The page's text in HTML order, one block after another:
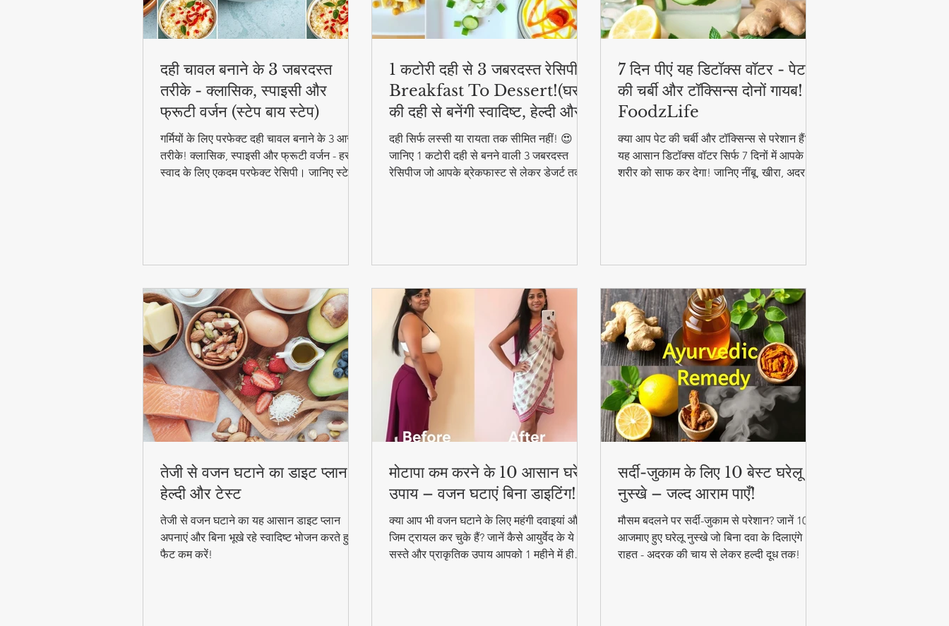
दही चावल बनाने के 3 जबरदस्त
तरीके - क्लासिक, स्पाइसी और
फ्रूटी वर्जन (स्टेप बाय स्टेप)
गर्मियों के लिए परफेक्ट दही चावल बनाने के 3 आसान
तरीके! क्लासिक, स्पाइसी और फ्रूटी वर्जन - हर
स्वाद के लिए एकदम परफेक्ट रेसिपी। जानिए स्टेप
1 कटोरी दही से 3 जबरदस्त रेसिपी –
Breakfast To Dessert!(घर
की दही से बनेंगी स्वादिष्ट, हेल्दी और
आसान डिशेज)
दही सिर्फ लस्सी या रायता तक सीमित नहीं! 😍
जानिए 1 कटोरी दही से बनने वाली 3 जबरदस्त
रेसिपीज जो आपके ब्रेकफास्ट से लेकर डेजर्ट तक
7 दिन पीएं यह डिटॉक्स वॉटर - पेट
की चर्बी और टॉक्सिन्स दोनों गायब! |
FoodzLife
क्या आप पेट की चर्बी और टॉक्सिन्स से परेशान हैं?
यह आसान डिटॉक्स वॉटर सिर्फ 7 दिनों में आपके
शरीर को साफ कर देगा! जानिए नींबू, खीरा, अदरक
तेजी से वजन घटाने का डाइट प्लान –
हेल्दी और टेस्ट
तेजी से वजन घटाने का यह आसान डाइट प्लान
अपनाएं और बिना भूखे रहे स्वादिष्ट भोजन करते हुए
फैट कम करें!
मोटापा कम करने के 10 आसान घरेलू
उपाय – वजन घटाएं बिना डाइटिंग!
क्या आप भी वजन घटाने के लिए महंगी दवाइयां और
जिम ट्रायल कर चुके हैं? जानें कैसे आयुर्वेद के ये
सस्ते और प्राकृतिक उपाय आपको 1 महीने में ही
सर्दी-जुकाम के लिए 10 बेस्ट घरेलू
नुस्खे – जल्द आराम पाएँ!
मौसम बदलने पर सर्दी-जुकाम से परेशान? जानें 10
आजमाए हुए घरेलू नुस्खे जो बिना दवा के दिलाएंगे
राहत - अदरक की चाय से लेकर हल्दी दूध तक!